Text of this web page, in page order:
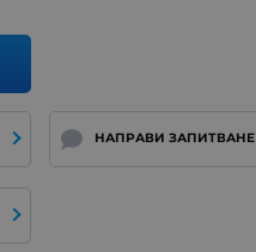
НАПРАВИ ЗАПИТВАНЕ